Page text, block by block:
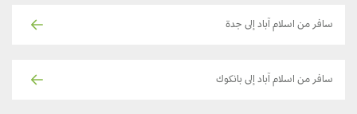
سافر من اسلام آباد إلى جدة
سافر من اسلام آباد إلى بانكوك